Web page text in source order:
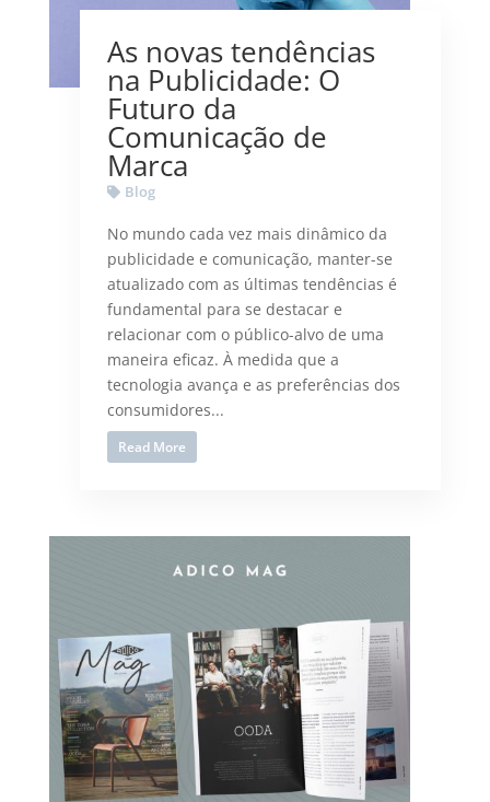
As novas tendências
na Publicidade: O
Futuro da
Comunicação de
Marca
Blog
No mundo cada vez mais dinâmico da
publicidade e comunicação, manter-se
atualizado com as últimas tendências é
fundamental para se destacar e
relacionar com o público-alvo de uma
maneira eficaz. À medida que a
tecnologia avança e as preferências dos
consumidores...
Read More